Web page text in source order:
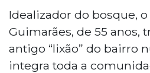
Idealizador do bosque,
Guimarães, de 55 anos,
antigo “lixão” do bairro
integra toda a